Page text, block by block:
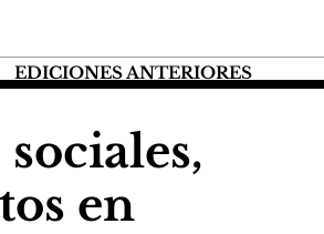
EDICIONES ANTERIORES
en